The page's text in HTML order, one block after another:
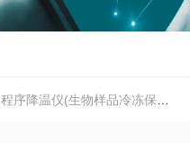
程序降温仪(生物样品冷冻保存)介绍